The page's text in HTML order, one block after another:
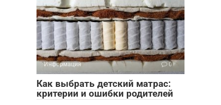
Информация 0
Как выбрать детский матрас:
критерии и ошибки родителей